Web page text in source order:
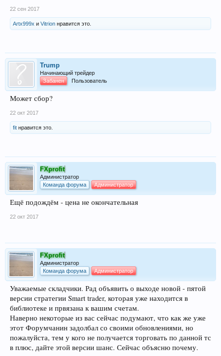
22 сен 2017
Artx999x и Vitrion нравится это.
Trump
Начинающий трейдер
Забанен
Пользователь
Может сбор?
22 окт 2017
fit нравится это.
FXprofit
Администратор
Команда форума
Администратор
Ещё подождём - цена не окончательная
22 окт 2017
FXprofit
Администратор
Команда форума
Администратор
Уважаемые складчики. Рад объявить о выходе новой - пятой
версии стратегии Smart trader, которая уже находится в
библиотеке и првязана к вашим счетам.
Наверно некоторые из вас сейчас подумают, что как же уже
этот Форумчанин задолбал со своими обновлениями, но
пожалуйста, тем у кого не получается торговать по данной тс
в плюс, дайте этой версии шанс. Сейчас объясню почему.